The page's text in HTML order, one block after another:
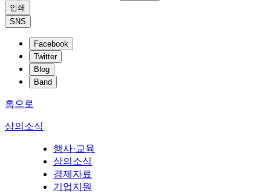
인쇄
SNS
Facebook
Twitter
Blog
Band
홈으로
상의소식
행사·교육
상의소식
경제자료
기업지원